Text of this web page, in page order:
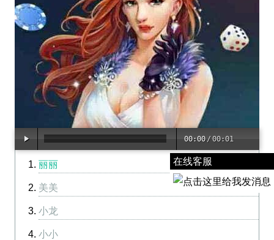
00:00 /00:01
丽丽
美美
小龙
小小
在线客服